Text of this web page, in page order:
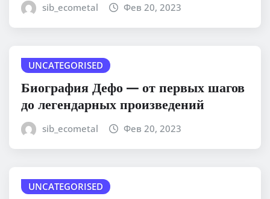
sib_ecometal Фев 20, 2023
UNCATEGORISED
Биография Дефо — от первых шагов
до легендарных произведений
sib_ecometal Фев 20, 2023
UNCATEGORISED